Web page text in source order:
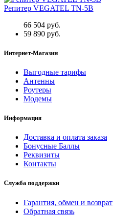
Репитер VEGATEL TN-5B
66 504 руб.
59 890 руб.
Интернет-Магазин
Выгодные тарифы
Антенны
Роутеры
Модемы
Информация
Доставка и оплата заказа
Бонусные Баллы
Реквизиты
Контакты
Служба поддержки
Гарантия, обмен и возврат
Обратная связь